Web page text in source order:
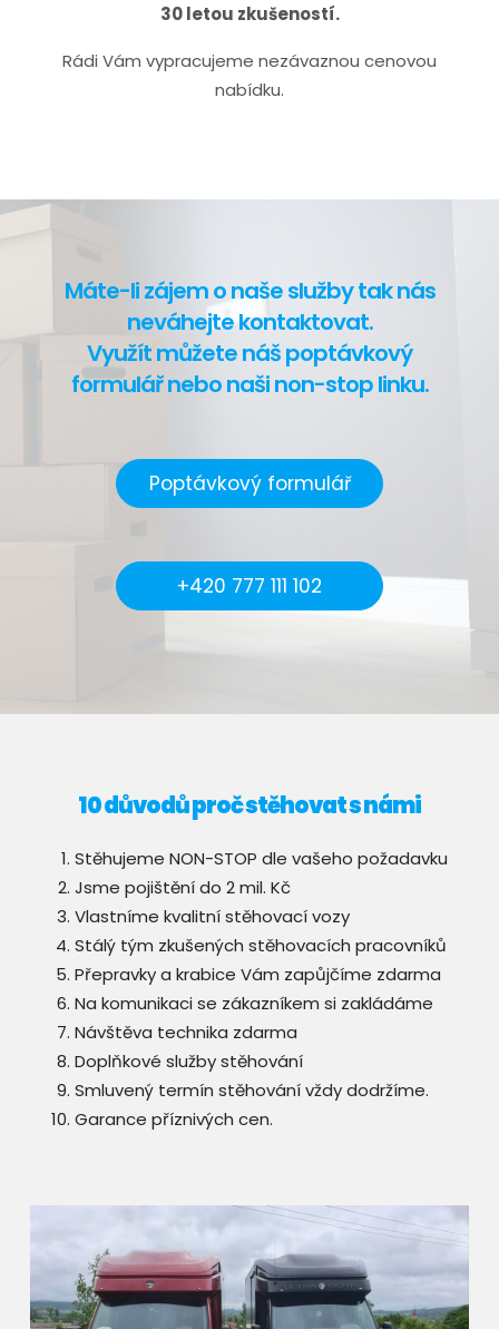
30 letou zkušeností.
Rádi Vám vypracujeme nezávaznou cenovou
nabídku.
Máte-li zájem o naše služby tak nás
neváhejte kontaktovat.
Využít můžete náš poptávkový
formulář nebo naši non-stop linku.
Poptávkový formulář
+420 777 111 102
10 důvodů proč stěhovat s námi
Stěhujeme NON-STOP dle vašeho požadavku
Jsme pojištění do 2 mil. Kč
Vlastníme kvalitní stěhovací vozy
Stálý tým zkušených stěhovacích pracovníků
Přepravky a krabice Vám zapůjčíme zdarma
Na komunikaci se zákazníkem si zakládáme
Návštěva technika zdarma
Doplňkové služby stěhování
Smluvený termín stěhování vždy dodržíme.
Garance příznivých cen.